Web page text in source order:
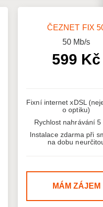
ČEZNET FIX
50Mb/s
599 Kč
Fixní internet xDSL
o optiku)
Rychlost nahrávání 5
Instalace zdarma při
na dobu
MÁM ZÁJEM